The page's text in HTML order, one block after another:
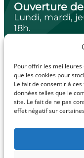
Pour offrir les
que les cookies pour
Le fait de consentir à
données telles que le
site. Le fait de ne pas
effet négatif sur
Ouverture
Lundi, mardi,
18h.
facebook
Politique de